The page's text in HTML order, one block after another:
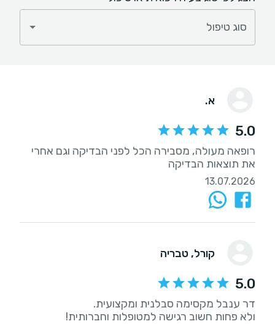
סוג טיפול
א.
5.0
רופאה מעולה, מסבירה הכל לפני הבדיקה וגם אחרי
את תוצאות הבדיקה
13.07.2026
קורל, טבריה
5.0
ולא פחות חשוב רגישה למטופלות וחברותית!